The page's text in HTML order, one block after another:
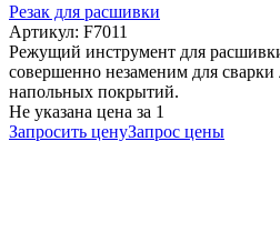
Резак для расшивки
Артикул: F7011
Режущий инструмент для
совершенно незаменим для
напольных покрытий.
Не указана цена за 1
Запросить ценуЗапрос цены